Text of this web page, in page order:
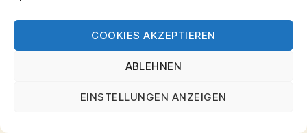
COOKIES AKZEPTIEREN
ABLEHNEN
EINSTELLUNGEN ANZEIGEN